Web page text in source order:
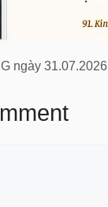
ngày 31.07.2026